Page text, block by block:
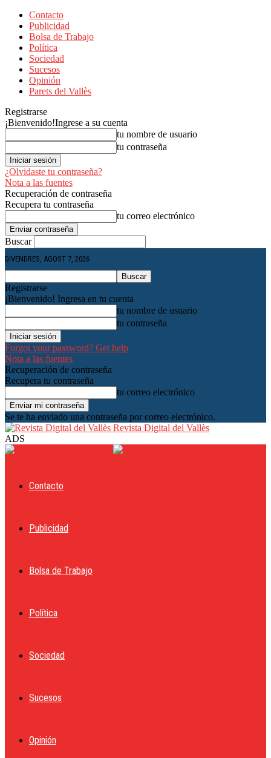
Contacto
Publicidad
Bolsa de Trabajo
Política
Sociedad
Sucesos
Opinión
Parets del Vallès
Registrarse
¡Bienvenido!Ingrese a su cuenta
tu nombre de usuario
tu contraseña
¿Olvidaste tu contraseña?
Nota a las fuentes
Recuperación de contraseña
Recupera tu contraseña
tu correo electrónico
Buscar
DIVENDRES, AGOST 7, 2026
Registrarse
¡Bienvenido! Ingresa en tu cuenta
tu nombre de usuario
tu contraseña
Forgot your password? Get help
Nota a las fuentes
Recuperación de contraseña
Recupera tu contraseña
tu correo electrónico
Se te ha enviado una contraseña por correo electrónico.
Revista Digital del Vallès
ADS
Contacto
Publicidad
Bolsa de Trabajo
Política
Sociedad
Sucesos
Opinión